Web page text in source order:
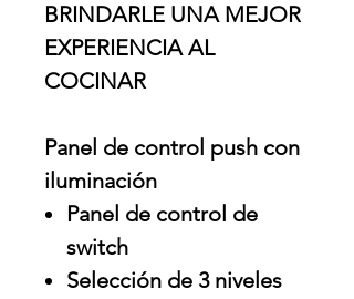
BRINDARLE UNA MEJOR
EXPERIENCIA AL
COCINAR
Panel de control push con
iluminación
Panel de control de
switch
Selección de 3 niveles